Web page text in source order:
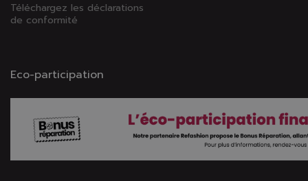
Téléchargez les déclarations
de conformité
Eco-participation